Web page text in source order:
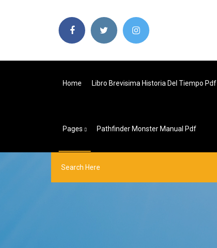
Home Libro Brevisima Historia Del Tiempo Pdf
Pages Pathfinder Monster Manual Pdf